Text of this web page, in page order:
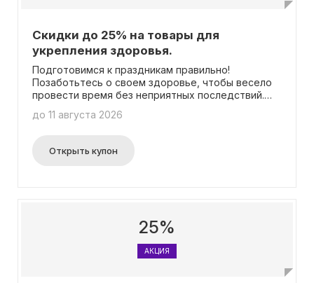
Скидки до 25% на товары для
укрепления здоровья.
Подготовимся к праздникам правильно!
Позаботьтесь о своем здоровье, чтобы весело
провести время без неприятных последствий.
у врача-терапевта перед приобретением
о средствах, которые помогут поддержать ваш
организм, учитывая возможные
до 11 августа 2026
Открыть купон
25%
АКЦИЯ